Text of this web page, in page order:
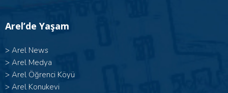
Arel’de Yaşam
> Arel News
> Arel Medya
> Arel Öğrenci Köyü
> Arel Konukevi